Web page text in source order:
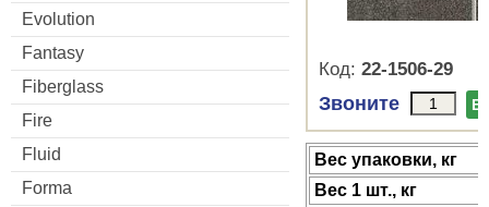
Evolution
Fantasy
Fiberglass
Fire
Fluid
Forma
Код: 22-1506-29
Звоните В
Веc упаковки, кг
Вес 1 шт., кг